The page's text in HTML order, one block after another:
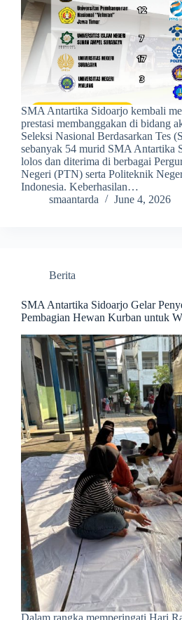
SMA Antartika Sidoarjo kembali
prestasi membanggakan di bidang
Seleksi Nasional Berdasarkan Tes
sebanyak 54 murid SMA Antartika
lolos dan diterima di berbagai
Negeri (PTN) serta Politeknik
Indonesia. Keberhasilan…
smaantarda
June 4, 2026
Berita
SMA Antartika Sidoarjo Gelar
Pembagian Hewan Kurban untuk